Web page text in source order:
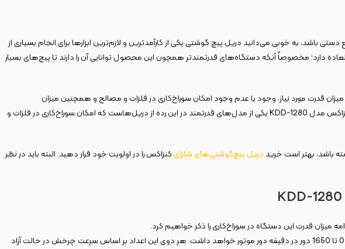
به خوبی می‌دانید دریل پیچ ‌گوشتی یکی از کارآمدترین و لازم‌ترین ابزارها برای انجام بسیاری از
مخصوصاً آنکه دستگاه‌های قدرتمندتر همچون این محصول توانایی آن را دارند تا پیچ‌های بسیار
قدرت مورد نیاز، وجود یا عدم وجود امکان سوراخ‌کاری در فلزات و مصالح و همچنین میزان
انعطاف‌پذیری قدرت و گشتاورهای دستگاه. همان‌طور که در ادامه مشاهده خواهید کرد، دریل پیچ گوشتی برقی 25 نیوتن متر 280 وات کنزاکس مدل KDD-1280 یکی از مدل‌های قدرتمند در این رده‌ از دریل‌هاست که امکان سوراخ‌کاری در فلزات و
باشد، بهتر است خرید دریل پیچ‌گوشتی‌های شارژیکنزاکس را در اولویت خود قرار دهید. البته باید در نظر
شما می‌توانید سرعت این دستگاه را به دو صورت تند و کند تنظیم کنید. حالت کند این دریل بین 0 تا 440 دور در دقیقه و حالت تند آن بین 0 تا 1650 دور در دقیقه دور موتور خواهد داشت. هر دوی این اعداد بر اساس سرعت چرخش در حالت آزاد